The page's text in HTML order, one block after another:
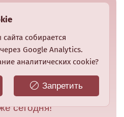
MF
CMS
адаптивный и
сайт
сегодня!
собирается
Google Analytics.
аналитических cookie?
Запретить